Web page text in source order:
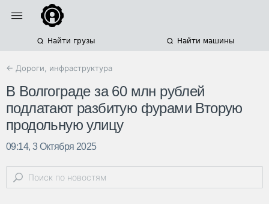
Найти грузы Найти машины
← Дороги, инфраструктура
В Волгограде за 60 млн рублей
подлатают разбитую фурами Вторую
продольную улицу
09:14, 3 Октября 2025